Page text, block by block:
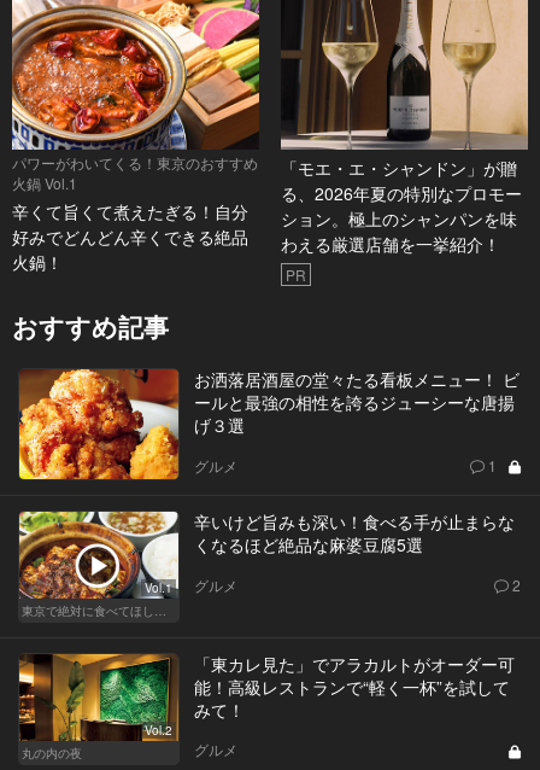
パワーがわいてくる！東京のおすすめ
火鍋 Vol.1
辛くて旨くて煮えたぎる！自分
好みでどんどん辛くできる絶品
火鍋！
「モエ・エ・シャンドン」が贈
る、2026年夏の特別なプロモー
ション。極上のシャンパンを味
わえる厳選店舗を一挙紹介！
PR
おすすめ記事
お洒落居酒屋の堂々たる看板メニュー！ ビ
ールと最強の相性を誇るジューシーな唐揚
げ３選
グルメ 1
Vol.1
東京で絶対に食べてほしい麻婆豆腐！痺れる辛さがクセになる
辛いけど旨みも深い！食べる手が止まらな
くなるほど絶品な麻婆豆腐5選
グルメ 2
Vol.2
丸の内の夜
「東カレ見た」でアラカルトがオーダー可
能！高級レストランで“軽く一杯”を試して
みて！
グルメ